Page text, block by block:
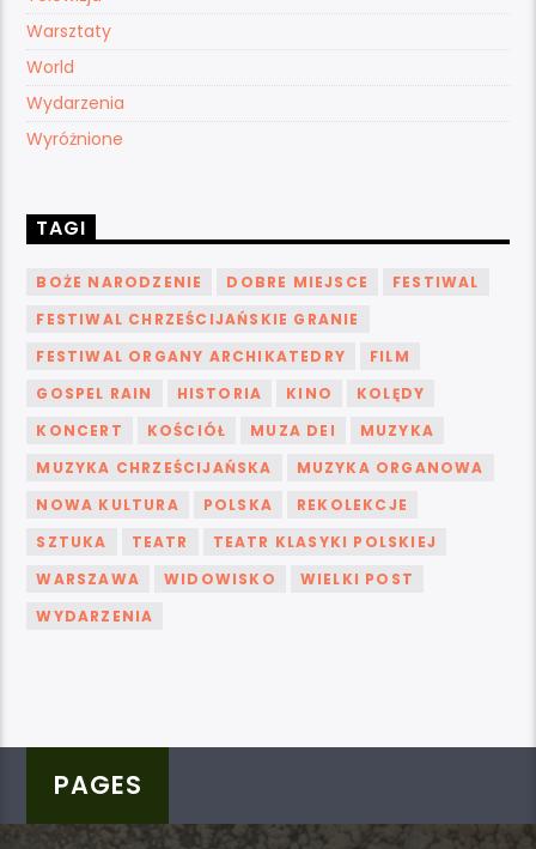
Warsztaty
World
Wydarzenia
Wyróżnione
TAGI
BOŻE NARODZENIE DOBRE MIEJSCE
FESTIWAL
FESTIWAL CHRZEŚCIJAŃSKIE GRANIE
FESTIWAL ORGANY ARCHIKATEDRY
FILM
GOSPEL RAIN
HISTORIA KINO
KOLĘDY
KONCERT
KOŚCIÓŁ MUZA DEI
MUZYKA
MUZYKA CHRZEŚCIJAŃSKA
MUZYKA ORGANOWA
NOWA KULTURA
POLSKA
REKOLEKCJE
SZTUKA
TEATR
TEATR KLASYKI POLSKIEJ
WARSZAWA
WIDOWISKO
WIELKI POST
WYDARZENIA
PAGES